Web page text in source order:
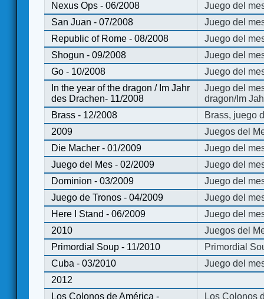
Nexus Ops - 06/2008
Juego del
San Juan - 07/2008
Juego del
Republic of Rome - 08/2008
Juego del
Shogun - 09/2008
Juego del
Go - 10/2008
Juego del
In the year of the dragon / Im Jahr
des Drachen- 11/2008
Juego del
dragon/Im
Brass - 12/2008
Brass, juego
2009
Juegos del
Die Macher - 01/2009
Juego del
Juego del Mes - 02/2009
Juego del
Dominion - 03/2009
Juego del
Juego de Tronos - 04/2009
Juego del
Here I Stand - 06/2009
Juego del
2010
Juegos del
Primordial Soup - 11/2010
Primordial
Cuba - 03/2010
Juego del
2012
Los Colonos de América -
Los Colonos